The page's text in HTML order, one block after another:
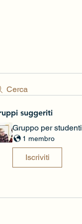
Cerca
suggeriti
Gruppo per studenti
1 membro
Iscriviti